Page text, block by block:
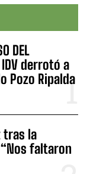
DEL
IDV derrotó a
Pozo Ripalda
tras la
faltaron